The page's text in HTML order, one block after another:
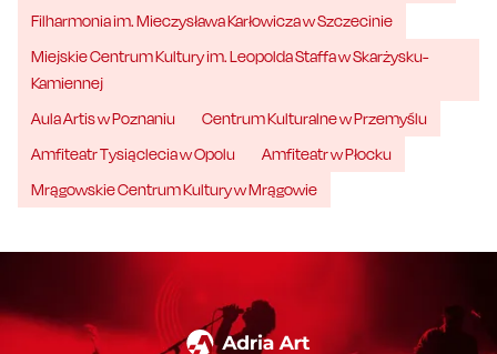
Filharmonia im. Mieczysława Karłowicza w Szczecinie
Miejskie Centrum Kultury im. Leopolda Staffa w Skarżysku-
Kamiennej
Aula Artis w Poznaniu
Centrum Kulturalne w Przemyślu
Amfiteatr Tysiąclecia w Opolu
Amfiteatr w Płocku
Mrągowskie Centrum Kultury w Mrągowie